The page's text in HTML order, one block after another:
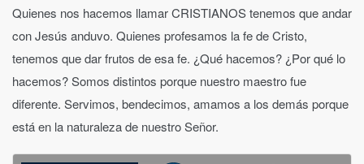
Quienes nos hacemos llamar CRISTIANOS tenemos que andar
con Jesús anduvo. Quienes profesamos la fe de Cristo,
tenemos que dar frutos de esa fe. ¿Qué hacemos? ¿Por qué lo
hacemos? Somos distintos porque nuestro maestro fue
diferente. Servimos, bendecimos, amamos a los demás porque
está en la naturaleza de nuestro Señor.